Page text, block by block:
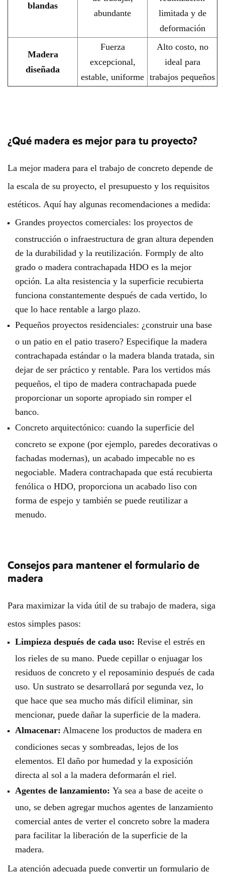
blandas
abundante
limitada y de
deformación
Madera
diseñada
Fuerza
excepcional,
estable, uniforme
Alto costo, no
ideal para
trabajos pequeños
¿Qué madera es mejor para tu proyecto?
La mejor madera para el trabajo de concreto depende de
la escala de su proyecto, el presupuesto y los requisitos
estéticos. Aquí hay algunas recomendaciones a medida:
Grandes proyectos comerciales: los proyectos de
construcción o infraestructura de gran altura dependen
de la durabilidad y la reutilización. Formply de alto
grado o madera contrachapada HDO es la mejor
opción. La alta resistencia y la superficie recubierta
funciona constantemente después de cada vertido, lo
que lo hace rentable a largo plazo.
Pequeños proyectos residenciales: ¿construir una base
o un patio en el patio trasero? Especifique la madera
contrachapada estándar o la madera blanda tratada, sin
dejar de ser práctico y rentable. Para los vertidos más
pequeños, el tipo de madera contrachapada puede
proporcionar un soporte apropiado sin romper el
banco.
Concreto arquitectónico: cuando la superficie del
concreto se expone (por ejemplo, paredes decorativas o
fachadas modernas), un acabado impecable no es
negociable. Madera contrachapada que está recubierta
fenólica o HDO, proporciona un acabado liso con
forma de espejo y también se puede reutilizar a
menudo.
Consejos para mantener el formulario de
madera
Para maximizar la vida útil de su trabajo de madera, siga
estos simples pasos:
Limpieza después de cada uso: Revise el estrés en
los rieles de su mano. Puede cepillar o enjuagar los
residuos de concreto y el reposaminio después de cada
uso. Un sustrato se desarrollará por segunda vez, lo
que hace que sea mucho más difícil eliminar, sin
mencionar, puede dañar la superficie de la madera.
Almacenar: Almacene los productos de madera en
condiciones secas y sombreadas, lejos de los
elementos. El daño por humedad y la exposición
directa al sol a la madera deformarán el riel.
Agentes de lanzamiento: Ya sea a base de aceite o
uno, se deben agregar muchos agentes de lanzamiento
comercial antes de verter el concreto sobre la madera
para facilitar la liberación de la superficie de la
madera.
La atención adecuada puede convertir un formulario de